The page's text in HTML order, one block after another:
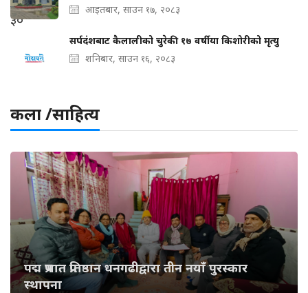
आइतबार, साउन १७, २०८३
सर्पदंशबाट कैलालीको चुरेकी १७ वर्षीया किशोरीको मृत्यु
शनिबार, साउन १६, २०८३
कला /साहित्य
पद्म प्रभात प्रतिष्ठान धनगढीद्वारा तीन नयाँ पुरस्कार
स्थापना